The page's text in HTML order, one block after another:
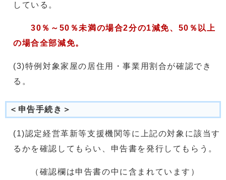
している。
30％～50％未満の場合2分の1減免、50％以上
の場合全部減免。
(3)特例対象家屋の居住用・事業用割合が確認でき
る。
＜申告手続き＞
(1)認定経営革新等支援機関等に上記の対象に該当す
るかを確認してもらい、申告書を発行してもらう。
（確認欄は申告書の中に含まれています）